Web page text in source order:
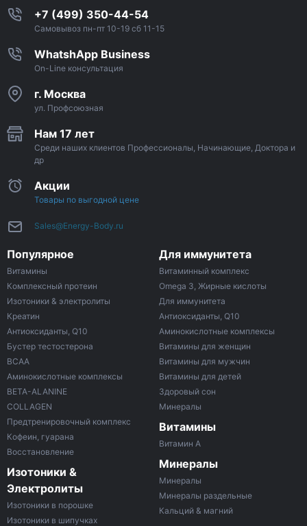
+7 (499) 350-44-54
Самовывоз пн-пт 10-19 сб 11-15
WhatshApp Business
On-Line консультация
г. Москва
ул. Профсоюзная
Нам 17 лет
Среди наших клиентов Профессионалы, Начинающие, Доктора и
др
Акции
Товары по выгодной цене
Sales@Energy-Body.ru
Популярное
Витамины
Комплексный протеин
Изотоники & электролиты
Креатин
Антиоксиданты, Q10
Бустер тестостерона
ВСАА
Аминокислотные комплексы
BETA-ALANINE
COLLAGEN
Предтренировочный комплекс
Кофеин, гуарана
Восстановление
Изотоники &
Электролиты
Изотоники в порошке
Изотоники в шипучках
Для иммунитета
Витаминный комплекс
Omega 3, Жирные кислоты
Для иммунитета
Антиоксиданты, Q10
Аминокислотные комплексы
Витамины для женщин
Витамины для мужчин
Витамины для детей
Здоровый сон
Минералы
Витамины
Витамин A
Минералы
Минералы
Минералы раздельные
Кальций & магний